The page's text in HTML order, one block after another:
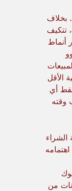
بخلاف
تتكيف
أنماط
الأقل
أي
وقته
من